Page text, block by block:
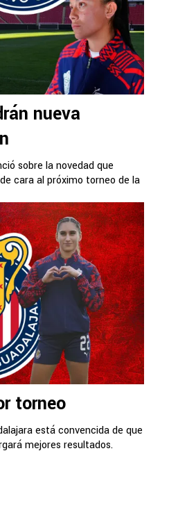
nueva
sobre la novedad que
cara al próximo torneo de la
torneo
está convencida de que
mejores resultados.